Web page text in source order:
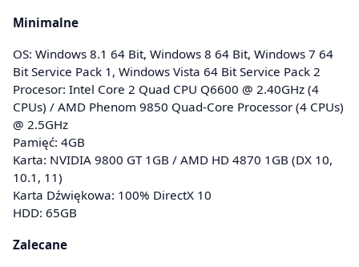
Minimalne
OS: Windows 8.1 64 Bit, Windows 8 64 Bit, Windows 7 64
Bit Service Pack 1, Windows Vista 64 Bit Service Pack 2
Procesor: Intel Core 2 Quad CPU Q6600 @ 2.40GHz (4
CPUs) / AMD Phenom 9850 Quad-Core Processor (4 CPUs)
@ 2.5GHz
Pamięć: 4GB
Karta: NVIDIA 9800 GT 1GB / AMD HD 4870 1GB (DX 10,
10.1, 11)
Karta Dźwiękowa: 100% DirectX 10
HDD: 65GB
Zalecane